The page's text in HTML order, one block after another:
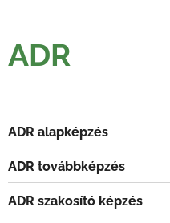
ADR
ADR alapképzés
ADR továbbképzés
ADR szakosító képzés